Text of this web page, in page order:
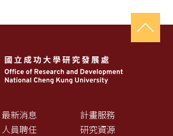
最新消息
計畫服務
人員聘任 研究資源